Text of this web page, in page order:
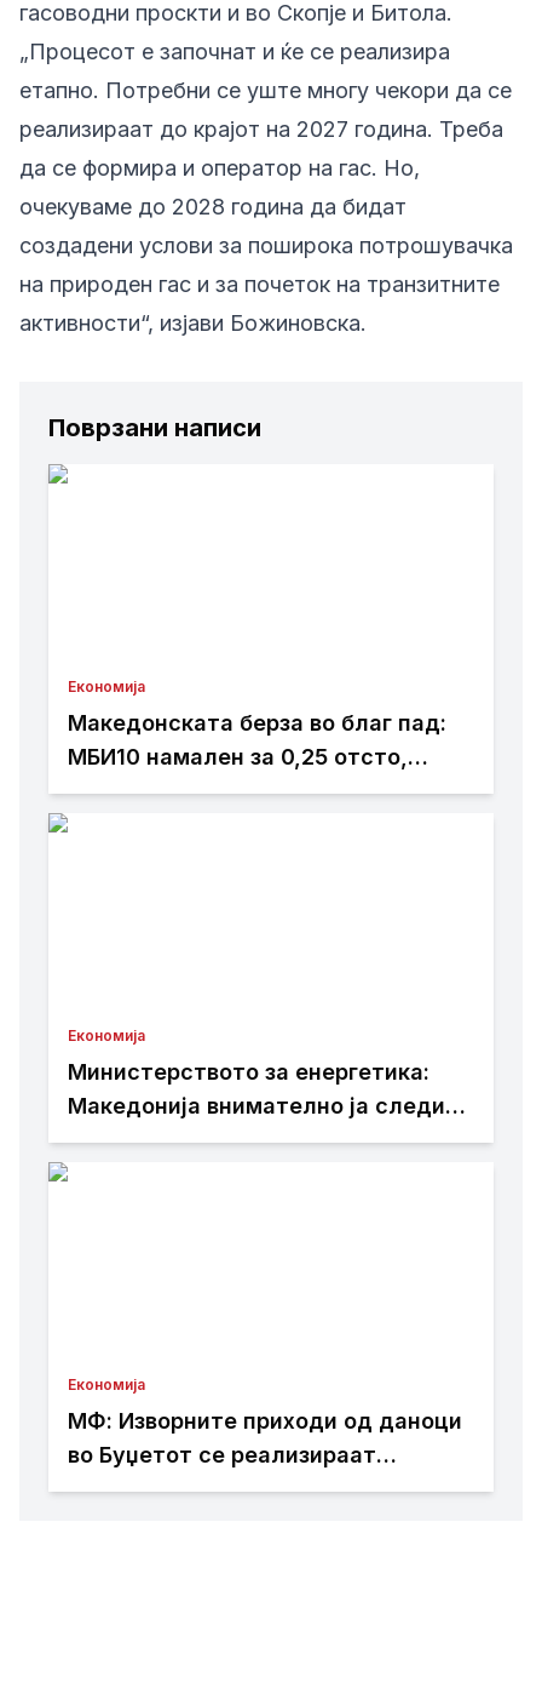
гасоводни проскти и во Скопје и Битола.
„Процесот е започнат и ќе се реализира
етапно. Потребни се уште многу чекори да се
реализираат до крајот на 2027 година. Треба
да се формира и оператор на гас. Но,
очекуваме до 2028 година да бидат
создадени услови за поширока потрошувачка
на природен гас и за почеток на транзитните
активности“, изјави Божиновска.
Поврзани написи
Економија
Македонската берза во благ пад:
МБИ10 намален за 0,25 отсто,
најтргувани акциите на Алкалоид
Економија
Министерството за енергетика:
Македонија внимателно ја следи
состојбата во Европа – домашниот
Економија
МФ: Изворните приходи од даноци
во Буџетот се реализираат
согласно планираното, расходите